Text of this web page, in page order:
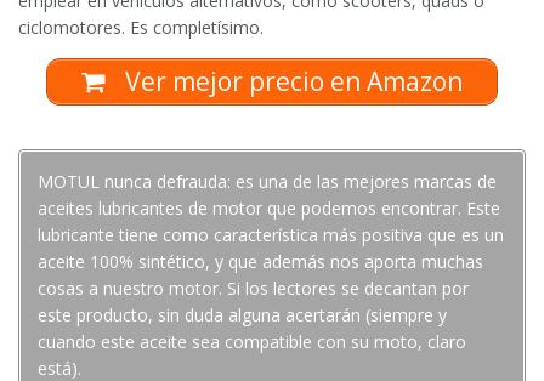
ciclomotores. Es completísimo.
Ver mejor precio en Amazon
MOTUL nunca defrauda: es una de las mejores marcas de
aceites lubricantes de motor que podemos encontrar. Este
lubricante tiene como característica más positiva que es un
aceite 100% sintético, y que además nos aporta muchas
cosas a nuestro motor. Si los lectores se decantan por
este producto, sin duda alguna acertarán (siempre y
cuando este aceite sea compatible con su moto, claro
está).